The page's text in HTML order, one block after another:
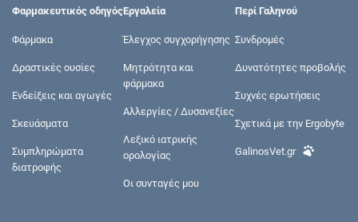
Φαρμακευτικός οδηγός
Φάρμακα
Δραστικές ουσίες
Ενδείξεις και αγωγές
Σκευάσματα
Συμπληρώματα
διατροφής
Εργαλεία
Έλεγχος συγχορήγησης
Μητρότητα και
φάρμακα
Αλλεργίες / Δυσανεξίες
Λεξικό ιατρικής
ορολογίας
Οι συνταγές μου
Περί Γαληνού
Συνδρομές
Δυνατότητες προβολής
Συχνές ερωτήσεις
Σχετικά με την Ergobyte
GalinosVet.gr